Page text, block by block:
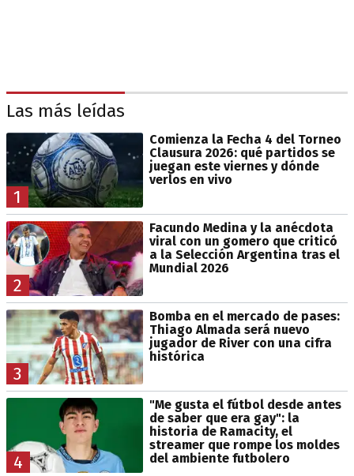
Las más leídas
1
Comienza la Fecha 4 del Torneo
Clausura 2026: qué partidos se
juegan este viernes y dónde
verlos en vivo
2
Facundo Medina y la anécdota
viral con un gomero que criticó
a la Selección Argentina tras el
Mundial 2026
3
Bomba en el mercado de pases:
Thiago Almada será nuevo
jugador de River con una cifra
histórica
4
"Me gusta el fútbol desde antes
de saber que era gay": la
historia de Ramacity, el
streamer que rompe los moldes
del ambiente futbolero